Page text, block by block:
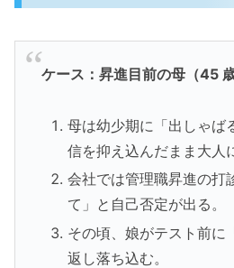
ケース：昇進目前の母（45
母は幼少期に「出しゃば
信を抑え込んだまま大人
会社では管理職昇進の打
て」と自己否定が出る。
その頃、娘がテスト前に
返し落ち込む。